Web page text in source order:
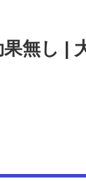
無し |